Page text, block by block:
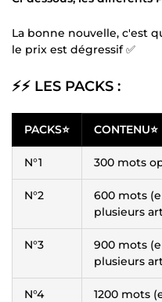
La bonne nouvelle, c'est
le prix est dégressif ✅
⚡⚡ LES PACKS :
PACKS⭐ CONTENU⭐
N°1 300 mots
N°2
600 mots
plusieurs
N°3
900 mots
plusieurs
N°4
1200 mots